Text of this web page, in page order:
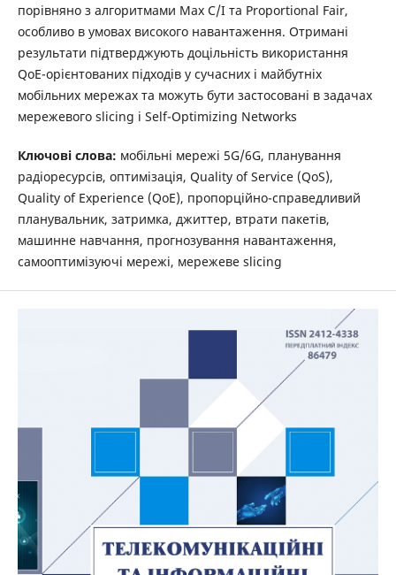
порівняно з алгоритмами Max C/I та Proportional Fair,
особливо в умовах високого навантаження. Отримані
результати підтверджують доцільність використання
QoE-орієнтованих підходів у сучасних і майбутніх
мобільних мережах та можуть бути застосовані в задачах
мережевого slicing і Self-Optimizing Networks
Ключові слова: мобільні мережі 5G/6G, планування
радіоресурсів, оптимізація, Quality of Service (QoS),
Quality of Experience (QoE), пропорційно-справедливий
планувальник, затримка, джиттер, втрати пакетів,
машинне навчання, прогнозування навантаження,
самооптимізуючі мережі, мережеве slicing